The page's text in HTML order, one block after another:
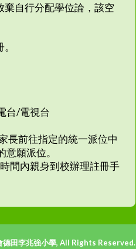
棄自行分配學位論，該空
台/電視台
長前往指定的統一派位中
願派位。
間內親身到校辦理註冊手
田李兆強小學, All Rights Reserved.